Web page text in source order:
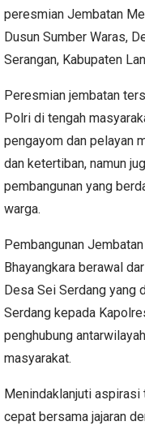
peresmian Jembatan
Dusun Sumber Waras,
Serangan, Kabupaten
Peresmian jembatan
Polri di tengah
pengayom dan pelayan
dan ketertiban, namun
pembangunan yang
warga.
Pembangunan
Bhayangkara berawal
Desa Sei Serdang yang
Serdang kepada
penghubung
masyarakat.
Menindaklanjuti
cepat bersama jajaran